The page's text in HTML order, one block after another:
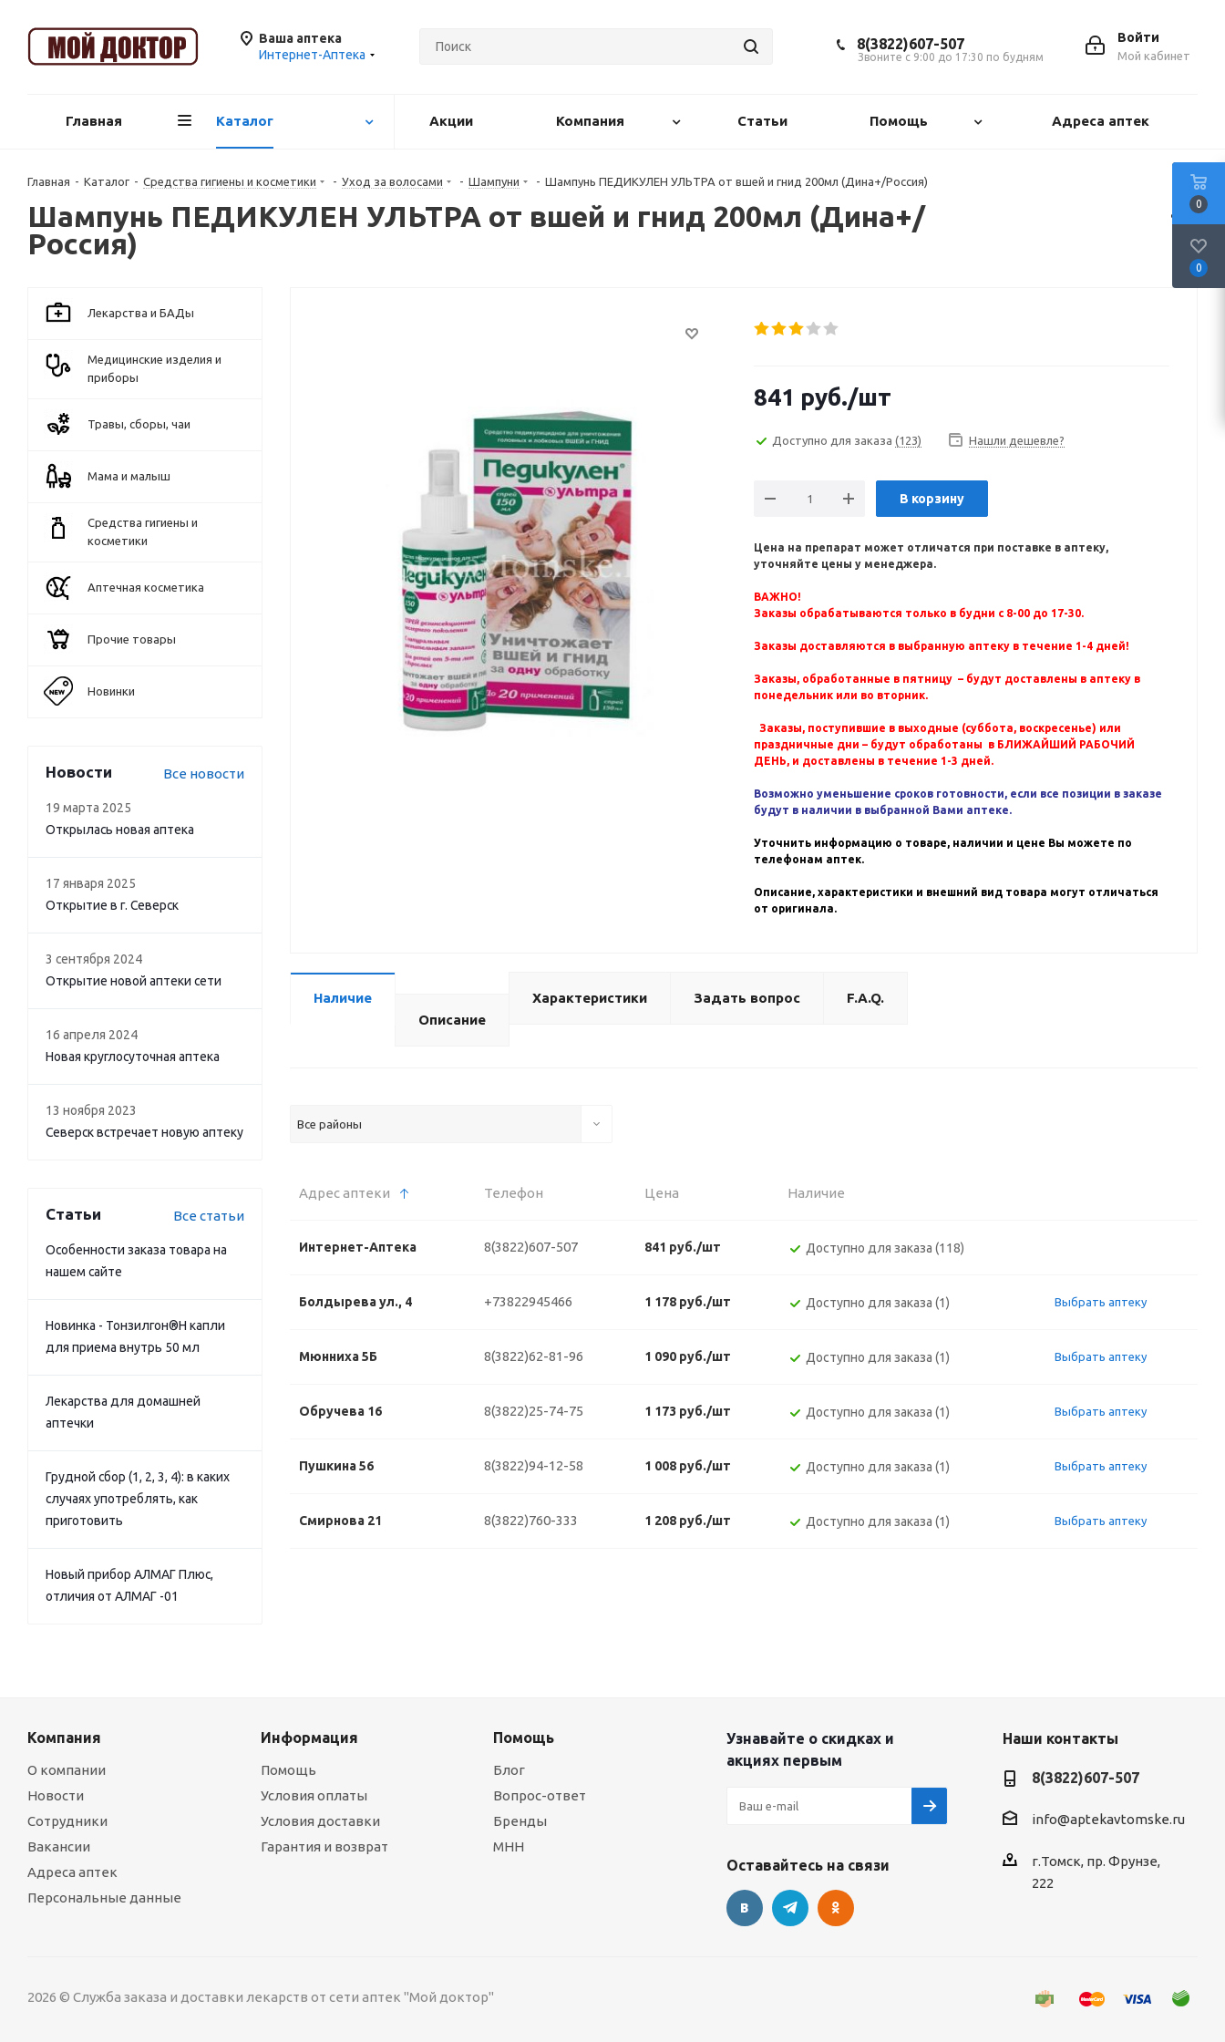
Ваша аптека
Интернет-Аптека
Войти
Мой кабинет
8(3822)607-507
Звоните с 9:00 до 17:30 по будням
Главная Каталог Акции Компания Статьи Помощь Адреса аптек
Главная - Каталог - Средства гигиены и косметики - Уход за волосами - Шампуни - Шампунь ПЕДИКУЛЕН УЛЬТРА от вшей и гнид 200мл (Дина+/Россия)
Шампунь ПЕДИКУЛЕН УЛЬТРА от вшей и гнид 200мл (Дина+/
Россия)
841 руб./шт
Доступно для заказа (123) Нашли дешевле?
В корзину
Цена на препарат может отличатся при поставке в аптеку,
уточняйте цены у менеджера.
ВАЖНО!
Заказы обрабатываются только в будни с 8-00 до 17-30.
Заказы доставляются в выбранную аптеку в течение 1-4 дней!
Заказы, обработанные в пятницу – будут доставлены в аптеку в
понедельник или во вторник.
Заказы, поступившие в выходные (суббота, воскресенье) или
праздничные дни – будут обработаны в БЛИЖАЙШИЙ РАБОЧИЙ
ДЕНЬ, и доставлены в течение 1-3 дней.
Возможно уменьшение сроков готовности, если все позиции в заказе
будут в наличии в выбранной Вами аптеке.
Уточнить информацию о товаре, наличии и цене Вы можете по
телефонам аптек.
Описание, характеристики и внешний вид товара могут отличаться
от оригинала.
Наличие
Описание
Характеристики Задать вопрос F.A.Q.
Все районы
Адрес аптеки Телефон Цена Наличие
Интернет-Аптека 8(3822)607-507 841 руб./шт Доступно для заказа (118)
Болдырева ул., 4 +73822945466 1 178 руб./шт Доступно для заказа (1) Выбрать аптеку
Мюнниха 5Б 8(3822)62-81-96 1 090 руб./шт Доступно для заказа (1) Выбрать аптеку
Обручева 16 8(3822)25-74-75 1 173 руб./шт Доступно для заказа (1) Выбрать аптеку
Пушкина 56 8(3822)94-12-58 1 008 руб./шт Доступно для заказа (1) Выбрать аптеку
Смирнова 21 8(3822)760-333 1 208 руб./шт Доступно для заказа (1) Выбрать аптеку
Лекарства и БАДы
Медицинские изделия и
приборы
Травы, сборы, чаи
Мама и малыш
Средства гигиены и
косметики
Аптечная косметика
Прочие товары
Новинки
Новости Все новости
19 марта 2025
Открылась новая аптека
17 января 2025
Открытие в г. Северск
3 сентября 2024
Открытие новой аптеки сети
16 апреля 2024
Новая круглосуточная аптека
13 ноября 2023
Северск встречает новую аптеку
Статьи Все статьи
Особенности заказа товара на
нашем сайте
Новинка - Тонзилгон®Н капли
для приема внутрь 50 мл
Лекарства для домашней
аптечки
Грудной сбор (1, 2, 3, 4): в каких
случаях употреблять, как
приготовить
Новый прибор АЛМАГ Плюс,
отличия от АЛМАГ -01
Компания
О компании
Новости
Сотрудники
Вакансии
Адреса аптек
Персональные данные
Информация
Помощь
Условия оплаты
Условия доставки
Гарантия и возврат
Помощь
Блог
Вопрос-ответ
Бренды
МНН
Узнавайте о скидках и
акциях первым
Оставайтесь на связи
Наши контакты
8(3822)607-507
info@aptekavtomske.ru
г.Томск, пр. Фрунзе,
222
2026 © Служба заказа и доставки лекарств от сети аптек "Мой доктор"
0
0